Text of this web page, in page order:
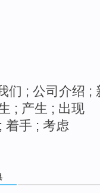
们 ; 公司介绍 ;
; 产生 ; 出现
着手 ; 考虑